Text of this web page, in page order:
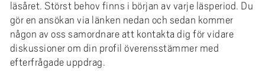
läsåret. Störst behov finns i början av varje läsperiod. Du
gör en ansökan via länken nedan och sedan kommer
någon av oss samordnare att kontakta dig för vidare
diskussioner om din profil överensstämmer med
efterfrågade uppdrag.